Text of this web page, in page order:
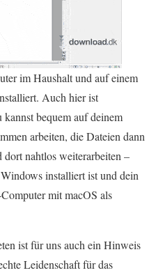
im Haushalt und auf einem
Auch hier ist
bequem auf deinem
arbeiten, die Dateien dann
dort nahtlos weiterarbeiten –
Windowsinstalliert ist und dein
mitmacOS als
ist für uns auch ein Hinweis
Leidenschaft für das